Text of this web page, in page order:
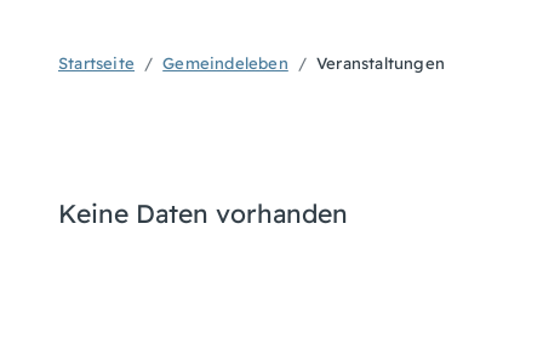
Startseite Gemeindeleben Veranstaltungen
Keine Daten vorhanden